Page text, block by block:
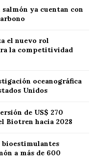
ya cuentan con
el nuevo rol
la competitividad
oceanográfica
Unidos
de US$ 270
Biotren hacia 2028
a más de 600